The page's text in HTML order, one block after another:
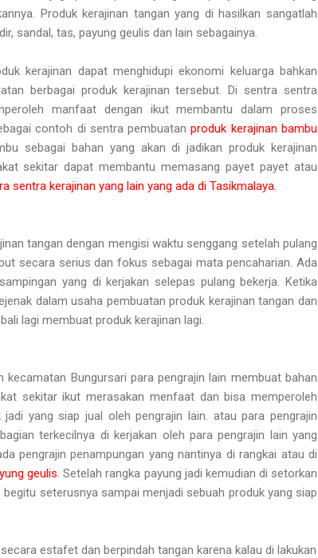
Produk kerajinan tangan yang di hasilkan sangatlah
sandal, tas, payung geulis dan lain sebagainya.
kerajinan dapat menghidupi ekonomi keluarga bahkan
berbagai produk kerajinan tersebut. Di sentra sentra
manfaat dengan ikut membantu dalam proses
contoh di sentra pembuatanproduk kerajinan bambu
sebagai bahan yang akan di jadikan produk kerajinan
sekitar dapat membantu memasang payet payet atau
sentra kerajinan yang lain yang ada di Tasikmalaya.
tangan dengan mengisi waktu senggang setelah pulang
secara serius dan fokus sebagai mata pencaharian. Ada
yang di kerjakan selepas pulang bekerja. Ketika
dalam usaha pembuatan produk kerajinan tangan dan
lagi membuat produk kerajinan lagi.
Bungursari para pengrajin lain membuat bahan
sekitar ikut merasakan menfaat dan bisa memperoleh
yang siap jual oleh pengrajin lain. atau para pengrajin
terkecilnya di kerjakan oleh para pengrajin lain yang
pengrajin penampungan yang nantinya di rangkai atau di
geulis . Setelah rangka payung jadi kemudian di setorkan
seterusnya sampai menjadi sebuah produk yang siap
estafet dan berpindah tangan karena kalau di lakukan